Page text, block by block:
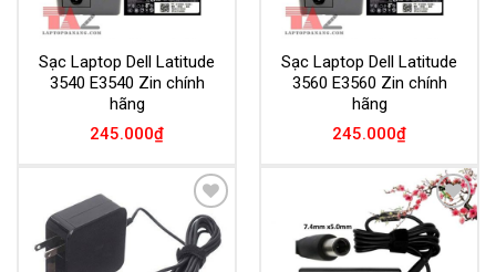
Sạc Laptop Dell Latitude
3540 E3540 Zin chính
hãng
245.000₫
Sạc Laptop Dell Latitude
3560 E3560 Zin chính
hãng
245.000₫
Add to
Wishlist
Add to
Wishlist